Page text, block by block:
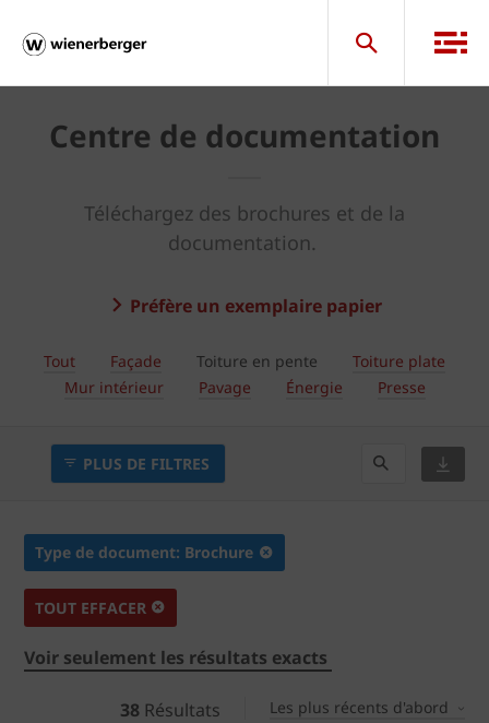
Centre de documentation
Téléchargez des brochures et de la
documentation.
Préfère un exemplaire papier
Tout Façade Toiture en pente
Toiture plate
Mur intérieur
Pavage Énergie Presse
PLUS DE FILTRES
Type de document: Brochure
TOUT EFFACER
Voir seulement les résultats exacts
38 Résultats Les plus récents d'abord